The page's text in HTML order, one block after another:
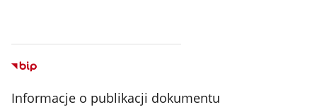
Informacje o publikacji dokumentu